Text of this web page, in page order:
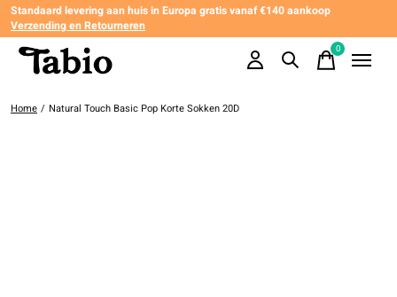
Standaard levering aan huis in Europa gratis vanaf €140 aankoop
Verzending en Retourneren
0items
Home / Natural Touch Basic Pop Korte Sokken 20D